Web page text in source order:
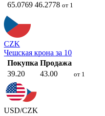
65.0769 46.2778 от 1
CZK
Чешская крона за 10
Покупка Продажа
39.20
43.00 от 1
USD/CZK